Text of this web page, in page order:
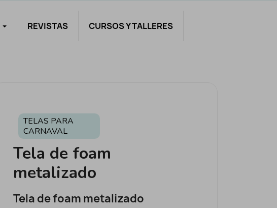
REVISTAS CURSOS Y TALLERES
TELAS PARA
CARNAVAL
Tela de foam
metalizado
Tela de foam metalizado